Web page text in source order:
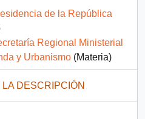
de la República
Regional Ministerial
y Urbanismo(Materia)
DESCRIPCIÓN